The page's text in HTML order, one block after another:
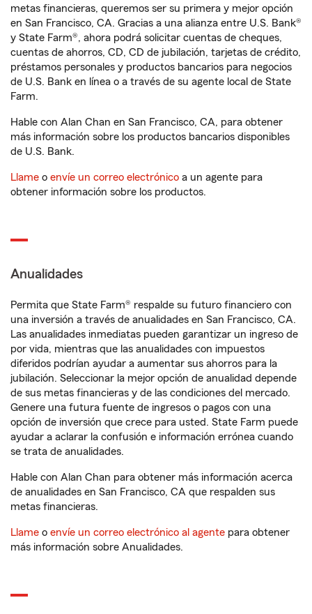
metas financieras, queremos ser su primera y mejor opción
en San Francisco, CA. Gracias a una alianza entre U.S. Bank®
y State Farm®, ahora podrá solicitar cuentas de cheques,
cuentas de ahorros, CD, CD de jubilación, tarjetas de crédito,
préstamos personales y productos bancarios para negocios
de U.S. Bank en línea o a través de su agente local de State
Farm.
Hable con Alan Chan en San Francisco, CA, para obtener
más información sobre los productos bancarios disponibles
de U.S. Bank.
Llame o envíe un correo electrónico a un agente para
obtener información sobre los productos.
Anualidades
Permita que State Farm® respalde su futuro financiero con
una inversión a través de anualidades en San Francisco, CA.
Las anualidades inmediatas pueden garantizar un ingreso de
por vida, mientras que las anualidades con impuestos
diferidos podrían ayudar a aumentar sus ahorros para la
jubilación. Seleccionar la mejor opción de anualidad depende
de sus metas financieras y de las condiciones del mercado.
Genere una futura fuente de ingresos o pagos con una
opción de inversión que crece para usted. State Farm puede
ayudar a aclarar la confusión e información errónea cuando
se trata de anualidades.
Hable con Alan Chan para obtener más información acerca
de anualidades en San Francisco, CA que respalden sus
metas financieras.
Llame o envíe un correo electrónico al agente para obtener
más información sobre Anualidades.